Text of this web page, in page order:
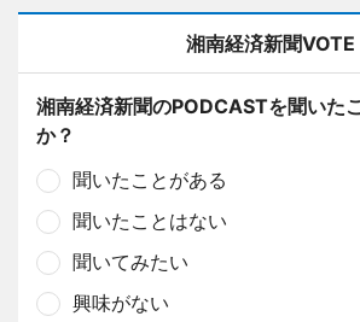
湘南経済新聞VOTE
湘南経済新聞のPODCASTを聞いた
か？
聞いたことがある
聞いたことはない
聞いてみたい
興味がない